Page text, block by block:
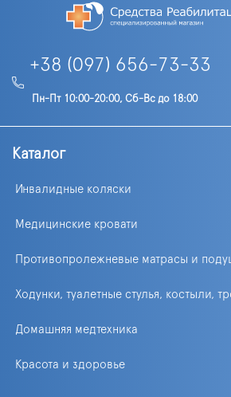
+38 (097) 656-73-33
Пн-Пт 10:00-20:00, Сб-Вс до 18:00
Каталог
Инвалидные коляски
Медицинские кровати
Противопролежневые матрасы и
Ходунки, туалетные стулья, костыли,
Домашняя медтехника
Красота и здоровье